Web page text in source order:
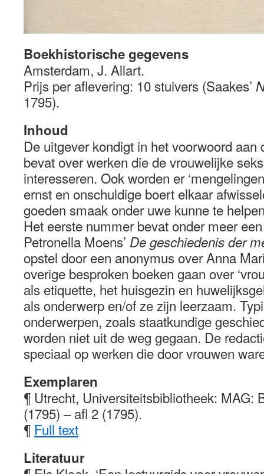
Boekhistorische gegevens
Amsterdam, J. Allart.
Prijs per aflevering: 10 stuivers (Saakes’
1795).
Inhoud
De uitgever kondigt in het voorwoord aan
bevat over werken die de vrouwelijke
interesseren. Ook worden er
ernst en onschuldige boert elkaar
goeden smaak onder uwe kunne te
Het eerste nummer bevat onder meer
Petronella Moens’ De geschiedenis der
opstel door een anonymus over Anna
overige besproken boeken gaan over
als etiquette, het huisgezin en
als onderwerp en/of ze zijn leerzaam.
onderwerpen, zoals staatkundige
worden niet uit de weg gegaan. De
speciaal op werken die door vrouwen
Exemplaren
¶ Utrecht, Universiteitsbibliotheek: MAG:
(1795) – afl 2 (1795).
¶ Full text
Literatuur